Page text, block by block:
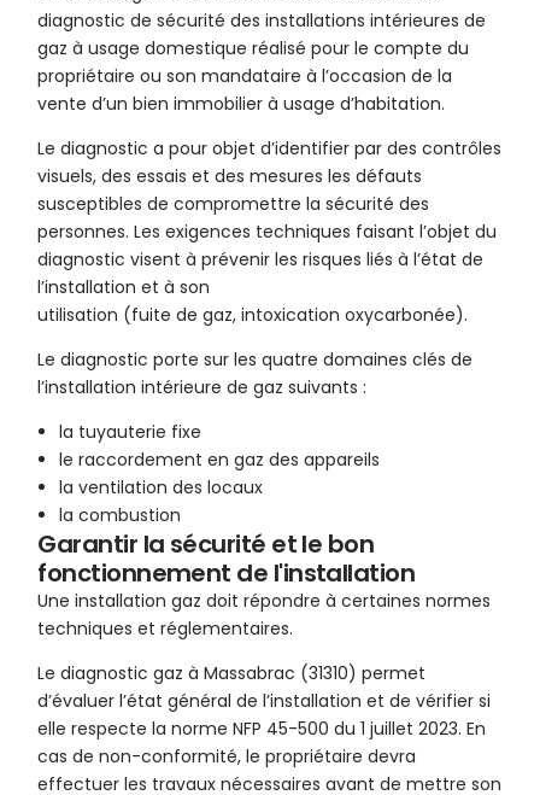
diagnostic de sécurité des installations intérieures de
gaz à usage domestique réalisé pour le compte du
propriétaire ou son mandataire à l’occasion de la
vente d’un bien immobilier à usage d’habitation.
Le diagnostic a pour objet d’identifier par des contrôles
visuels, des essais et des mesures les défauts
susceptibles de compromettre la sécurité des
personnes. Les exigences techniques faisant l’objet du
diagnostic visent à prévenir les risques liés à l’état de
l’installation et à son
utilisation (fuite de gaz, intoxication oxycarbonée).
Le diagnostic porte sur les quatre domaines clés de
l’installation intérieure de gaz suivants :
la tuyauterie fixe
le raccordement en gaz des appareils
la ventilation des locaux
la combustion
Garantir la sécurité et le bon
fonctionnement de l'installation
Une installation gaz doit répondre à certaines normes
techniques et réglementaires.
Le diagnostic gaz à Massabrac (31310) permet
d’évaluer l’état général de l’installation et de vérifier si
elle respecte la norme NFP 45-500 du 1 juillet 2023. En
cas de non-conformité, le propriétaire devra
effectuer les travaux nécessaires avant de mettre son